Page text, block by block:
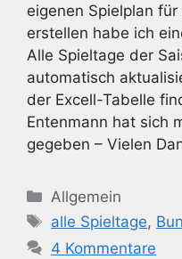
eigenen Spielplan
erstellen habe ich
Alle Spieltage der
automatisch
der Excell-Tabelle
Entenmann hat sich
gegeben – Vielen
Kategorien
Allgemein
Schlagwörter
alle Spieltage,
4 Kommentare